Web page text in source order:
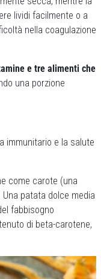
lividi facilmente o a
nella coagulazione
e tre alimenti che
una porzione
immunitario e la salute
come carote (una
patata dolce media
fabbisogno
di beta-carotene,